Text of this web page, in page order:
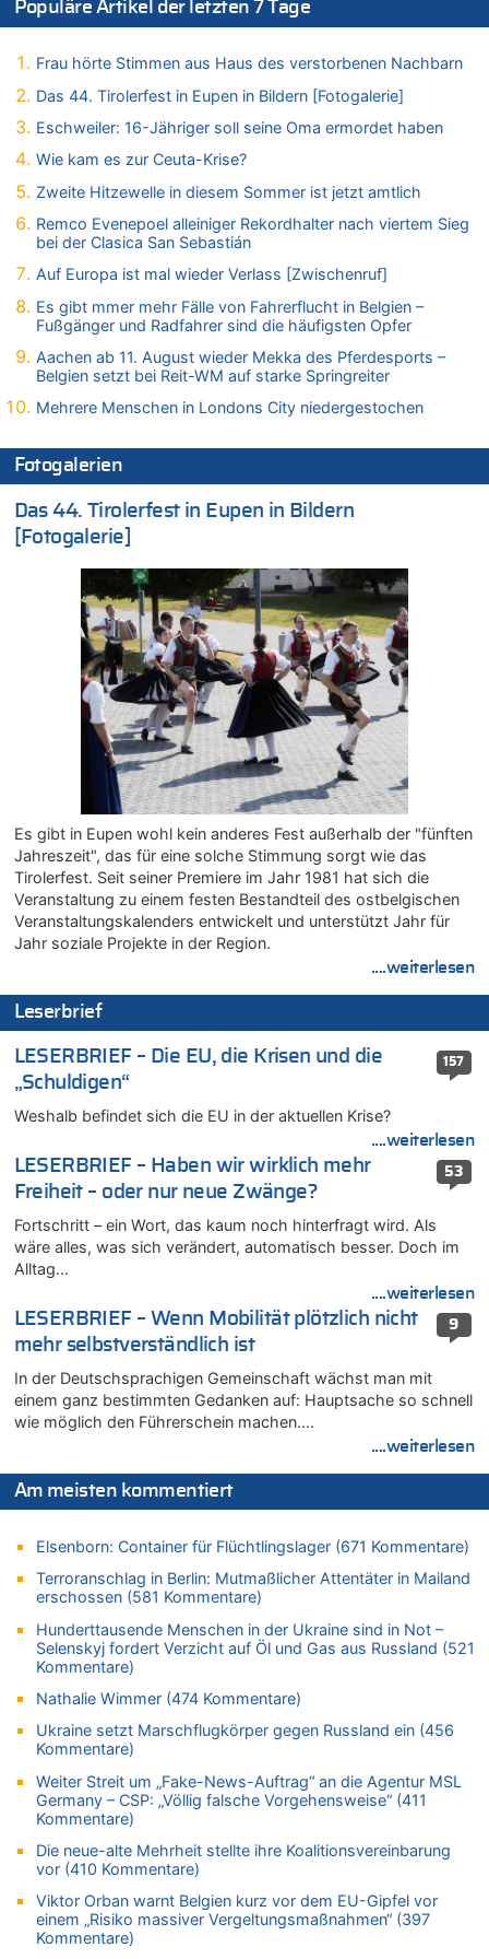
06.08.2026 - 21:14 von Ach zu
Aachen ab 11. August wieder Mekka des Pferdesports –
Wasserstand des Rheins in NRW so niedrig wie noch nie
06.08.2026 - 20:35 von Wolfgang2 zu
Zurück an den Rhein: Hendrich wechselt zum 1. FC Köln
06.08.2026 - 20:16 von Panda46 zu
06.08.2026 - 19:17 von Guido Scholzen zu
Zweite Hitzewelle in diesem Sommer ist jetzt amtlich
Felice Mazzu soll Cheftrainer der AS Eupen werden
Zweite Hitzewelle in diesem Sommer ist jetzt amtlich
06.08.2026 - 17:51 von ne Hondsjong zu
Zweite Hitzewelle in diesem Sommer ist jetzt amtlich
06.08.2026 - 17:24 von Dax zu
Zweite Hitzewelle in diesem Sommer ist jetzt amtlich
06.08.2026 - 17:23 von Hans L. zu
Zweite Hitzewelle in diesem Sommer ist jetzt amtlich
06.08.2026 - 17:21 von Dax zu
Zweite Hitzewelle in diesem Sommer ist jetzt amtlich
06.08.2026 - 17:01 von Wahlstimme? zu
FIFA-Spitze demonstriert Einigkeit trotz Kritik und neuer
Vorwürfe gegen Präsident Gianni Infantino
06.08.2026 - 16:53 von Frage zu
Zweite Hitzewelle in diesem Sommer ist jetzt amtlich
06.08.2026 - 16:39 von Noah Parmentier zu
Zweite Hitzewelle in diesem Sommer ist jetzt amtlich
06.08.2026 - 16:36 von Noah Parmentier zu
Zweite Hitzewelle in diesem Sommer ist jetzt amtlich
06.08.2026 - 16:10 von Dax zu
Wasserstand des Rheins in NRW so niedrig wie noch nie
06.08.2026 - 15:51 von SuperBoy zu
Eschweiler: 16-Jähriger soll seine Oma ermordet haben
06.08.2026 - 15:42 von PvD zu
Mehrere Menschen in Londons City niedergestochen
06.08.2026 - 15:42 von Dax zu
Zweite Hitzewelle in diesem Sommer ist jetzt amtlich
06.08.2026 - 15:27 von ne Hondsjong zu
Zweite Hitzewelle in diesem Sommer ist jetzt amtlich
06.08.2026 - 14:57 von Hugo Egon Bernhard von Sinnen zu
Zweite Hitzewelle in diesem Sommer ist jetzt amtlich
06.08.2026 - 14:51 von Ostbelgien Direkt zu
Zurück an den Rhein: Hendrich wechselt zum 1. FC Köln
06.08.2026 - 14:46 von Hugo Egon Bernhard von Sinnen zu
Frau hörte Stimmen aus Haus des verstorbenen Nachbarn
06.08.2026 - 14:44 von Coralie zu
Zweite Hitzewelle in diesem Sommer ist jetzt amtlich
Zweite Hitzewelle in diesem Sommer ist jetzt amtlich
06.08.2026 - 14:26 von Hugo Egon Bernhard von Sinnen zu
Zweite Hitzewelle in diesem Sommer ist jetzt amtlich
Zweite Hitzewelle in diesem Sommer ist jetzt amtlich
Zurück an den Rhein: Hendrich wechselt zum 1. FC Köln
06.08.2026 - 13:59 von Chips zu
Wasserstand des Rheins in NRW so niedrig wie noch nie
06.08.2026 - 13:53 von Frage an den Hondsjong zu
Zweite Hitzewelle in diesem Sommer ist jetzt amtlich
06.08.2026 - 13:34 von Zeitzeuge zu
Wasserstand des Rheins in NRW so niedrig wie noch nie
06.08.2026 - 13:27 von Hubert F. zu
Wasserstand des Rheins in NRW so niedrig wie noch nie
06.08.2026 - 13:20 von Speck für die Mâuse zu
FIFA-Spitze demonstriert Einigkeit trotz Kritik und neuer
Vorwürfe gegen Präsident Gianni Infantino
06.08.2026 - 12:41 von Hugo Egon Bernhard von Sinnen zu
Frau hörte Stimmen aus Haus des verstorbenen Nachbarn
06.08.2026 - 12:36 von Gärlinde zu
Aachen ab 11. August wieder Mekka des Pferdesports –
Belgien setzt bei Reit-WM auf starke Springreiter
Populäre Artikel der letzten 7 Tage
Frau hörte Stimmen aus Haus des verstorbenen Nachbarn
Das 44. Tirolerfest in Eupen in Bildern [Fotogalerie]
Eschweiler: 16-Jähriger soll seine Oma ermordet haben
Wie kam es zur Ceuta-Krise?
Zweite Hitzewelle in diesem Sommer ist jetzt amtlich
Remco Evenepoel alleiniger Rekordhalter nach viertem Sieg
bei der Clasica San Sebastián
Auf Europa ist mal wieder Verlass [Zwischenruf]
Es gibt mmer mehr Fälle von Fahrerflucht in Belgien –
Fußgänger und Radfahrer sind die häufigsten Opfer
Aachen ab 11. August wieder Mekka des Pferdesports –
Belgien setzt bei Reit-WM auf starke Springreiter
Mehrere Menschen in Londons City niedergestochen
Fotogalerien
Das 44. Tirolerfest in Eupen in Bildern
[Fotogalerie]
Es gibt in Eupen wohl kein anderes Fest außerhalb der "fünften
Jahreszeit", das für eine solche Stimmung sorgt wie das
Tirolerfest. Seit seiner Premiere im Jahr 1981 hat sich die
Veranstaltung zu einem festen Bestandteil des ostbelgischen
Veranstaltungskalenders entwickelt und unterstützt Jahr für
Jahr soziale Projekte in der Region.
....weiterlesen
Leserbrief
157
LESERBRIEF – Die EU, die Krisen und die
„Schuldigen“
Weshalb befindet sich die EU in der aktuellen Krise?
....weiterlesen
53
LESERBRIEF – Haben wir wirklich mehr
Freiheit – oder nur neue Zwänge?
Fortschritt – ein Wort, das kaum noch hinterfragt wird. Als
wäre alles, was sich verändert, automatisch besser. Doch im
Alltag…
....weiterlesen
9
LESERBRIEF – Wenn Mobilität plötzlich nicht
mehr selbstverständlich ist
In der Deutschsprachigen Gemeinschaft wächst man mit
einem ganz bestimmten Gedanken auf: Hauptsache so schnell
wie möglich den Führerschein machen….
....weiterlesen
Am meisten kommentiert
Elsenborn: Container für Flüchtlingslager (671 Kommentare)
Terroranschlag in Berlin: Mutmaßlicher Attentäter in Mailand
erschossen (581 Kommentare)
Hunderttausende Menschen in der Ukraine sind in Not –
Selenskyj fordert Verzicht auf Öl und Gas aus Russland (521
Kommentare)
Nathalie Wimmer (474 Kommentare)
Ukraine setzt Marschflugkörper gegen Russland ein (456
Kommentare)
Weiter Streit um „Fake-News-Auftrag“ an die Agentur MSL
Germany – CSP: „Völlig falsche Vorgehensweise“ (411
Kommentare)
Die neue-alte Mehrheit stellte ihre Koalitionsvereinbarung
vor (410 Kommentare)
Viktor Orban warnt Belgien kurz vor dem EU-Gipfel vor
einem „Risiko massiver Vergeltungsmaßnahmen“ (397
Kommentare)